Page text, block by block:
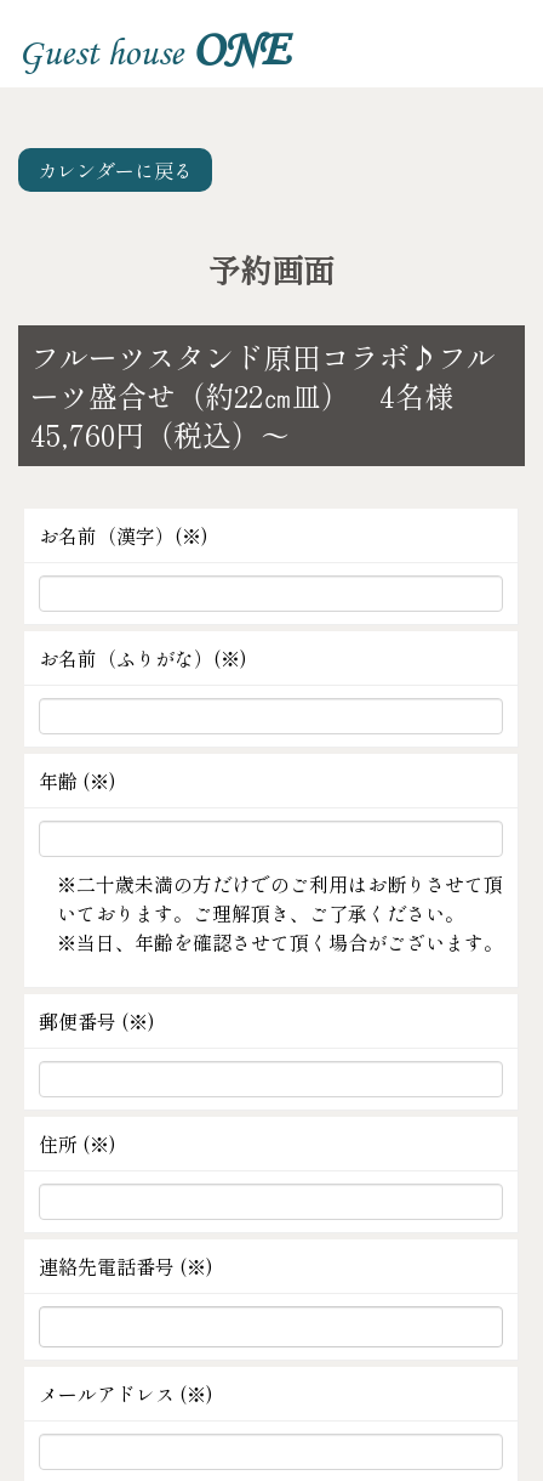
Guest house ONE
カレンダーに戻る
予約画面
フルーツスタンド原田コラボ♪フル
ーツ盛合せ（約22㎝皿） 4名様
45,760円（税込）～
お名前（漢字）(※)
お名前（ふりがな）(※)
年齢 (※)
※二十歳未満の方だけでのご利用はお断りさせて頂
いております。ご理解頂き、ご了承ください。
※当日、年齢を確認させて頂く場合がございます。
郵便番号 (※)
住所 (※)
連絡先電話番号 (※)
メールアドレス (※)